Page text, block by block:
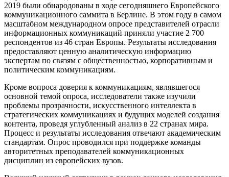
2019 были обнародованы в ходе сегодняшнего Европейского
коммуникационного саммита в Берлине. В этом году в самом
масштабном международном опросе представителей отрасли
информационных коммуникаций приняли участие 2 700
респондентов из 46 стран Европы. Результаты исследования
предоставляют ценную аналитическую информацию
экспертам по связям с общественностью, корпоративным и
политическим коммуникациям.
Кроме вопроса доверия к коммуникациям, являвшегося
основной темой опроса, исследователи также изучили
проблемы прозрачности, искусственного интеллекта в
стратегических коммуникациях и будущих моделей создания
контента, проведя углубленный анализ в 22 странах мира.
Процесс и результаты исследования отвечают академическим
стандартам. Опрос проводился при поддержке команды
авторитетных преподавателей коммуникационных
дисциплин из европейских вузов.